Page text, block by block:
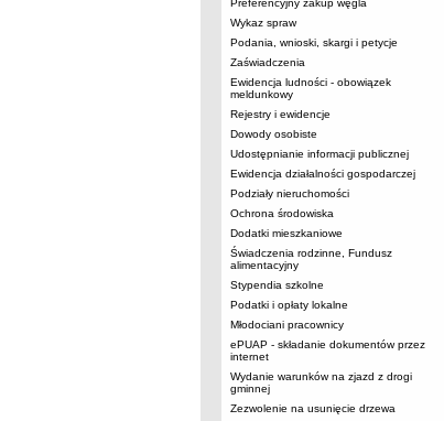
Preferencyjny zakup węgla
Wykaz spraw
Podania, wnioski, skargi i petycje
Zaświadczenia
Ewidencja ludności - obowiązek
meldunkowy
Rejestry i ewidencje
Dowody osobiste
Udostępnianie informacji publicznej
Ewidencja działalności gospodarczej
Podziały nieruchomości
Ochrona środowiska
Dodatki mieszkaniowe
Świadczenia rodzinne, Fundusz
alimentacyjny
Stypendia szkolne
Podatki i opłaty lokalne
Młodociani pracownicy
ePUAP - składanie dokumentów przez
internet
Wydanie warunków na zjazd z drogi
gminnej
Zezwolenie na usunięcie drzewa